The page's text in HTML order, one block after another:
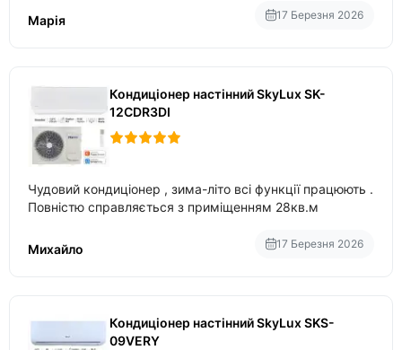
Марія
17 Березня 2026
Кондиціонер настінний SkyLux SK-
12CDR3DI
Чудовий кондиціонер , зима-літо всі функції працюють .
Повністю справляється з приміщенням 28кв.м
Михайло 17 Березня 2026
Кондиціонер настінний SkyLux SKS-
09VERY